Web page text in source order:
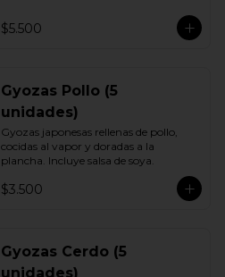
$5.500
Gyozas Pollo (5
unidades)
Gyozas japonesas rellenas de pollo,
cocidas al vapor y doradas a la
plancha. Incluye salsa de soya.
$3.500
Gyozas Cerdo (5
unidades)